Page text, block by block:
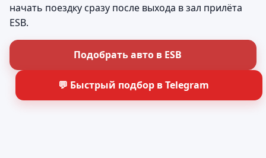
начать поездку сразу после выхода в зал прилёта
ESB.
Подобрать авто в ESB
💬 Быстрый подбор в Telegram